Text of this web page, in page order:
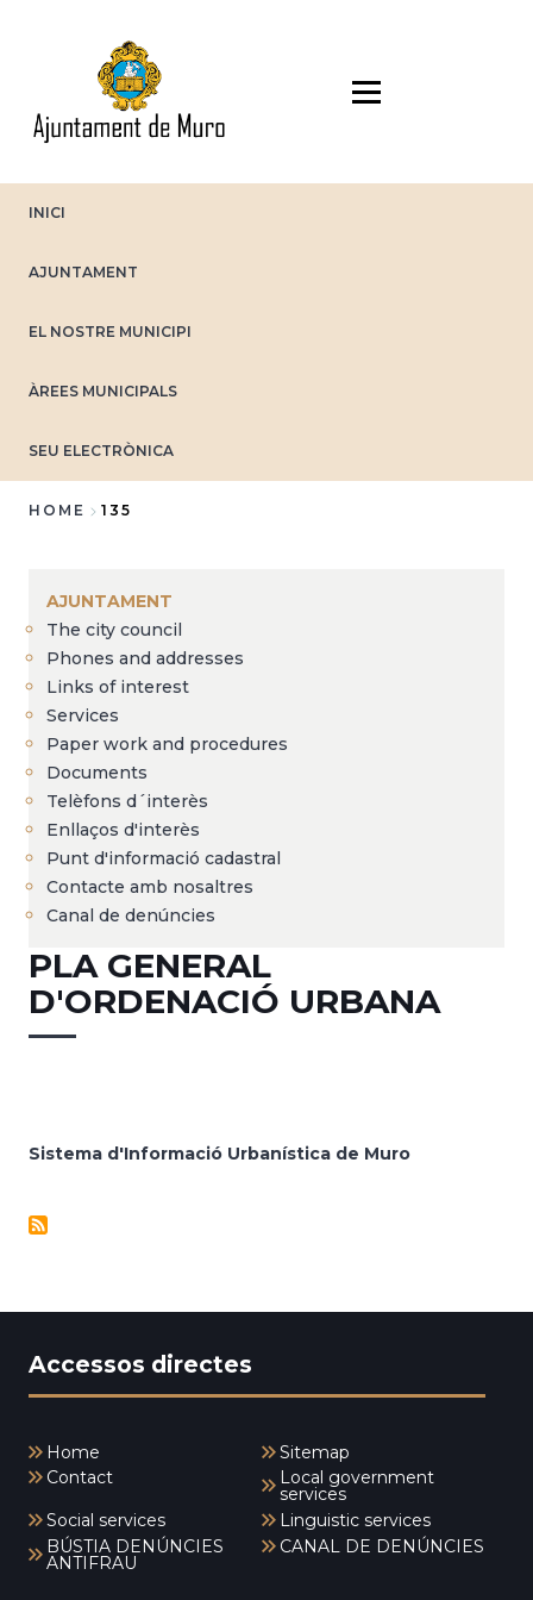
INICI
AJUNTAMENT
EL NOSTRE MUNICIPI
ÀREES MUNICIPALS
SEU ELECTRÒNICA
HOME 135
AJUNTAMENT
The city council
Phones and addresses
Links of interest
Services
Paper work and procedures
Documents
Telèfons d´interès
Enllaços d'interès
Punt d'informació cadastral
Contacte amb nosaltres
Canal de denúncies
PLA GENERAL
D'ORDENACIÓ URBANA
Sistema d'Informació Urbanística de Muro
Accessos directes
Home
Sitemap
Contact
Local government
services
Social services
Linguistic services
BÚSTIA DENÚNCIES
ANTIFRAU
CANAL DE DENÚNCIES